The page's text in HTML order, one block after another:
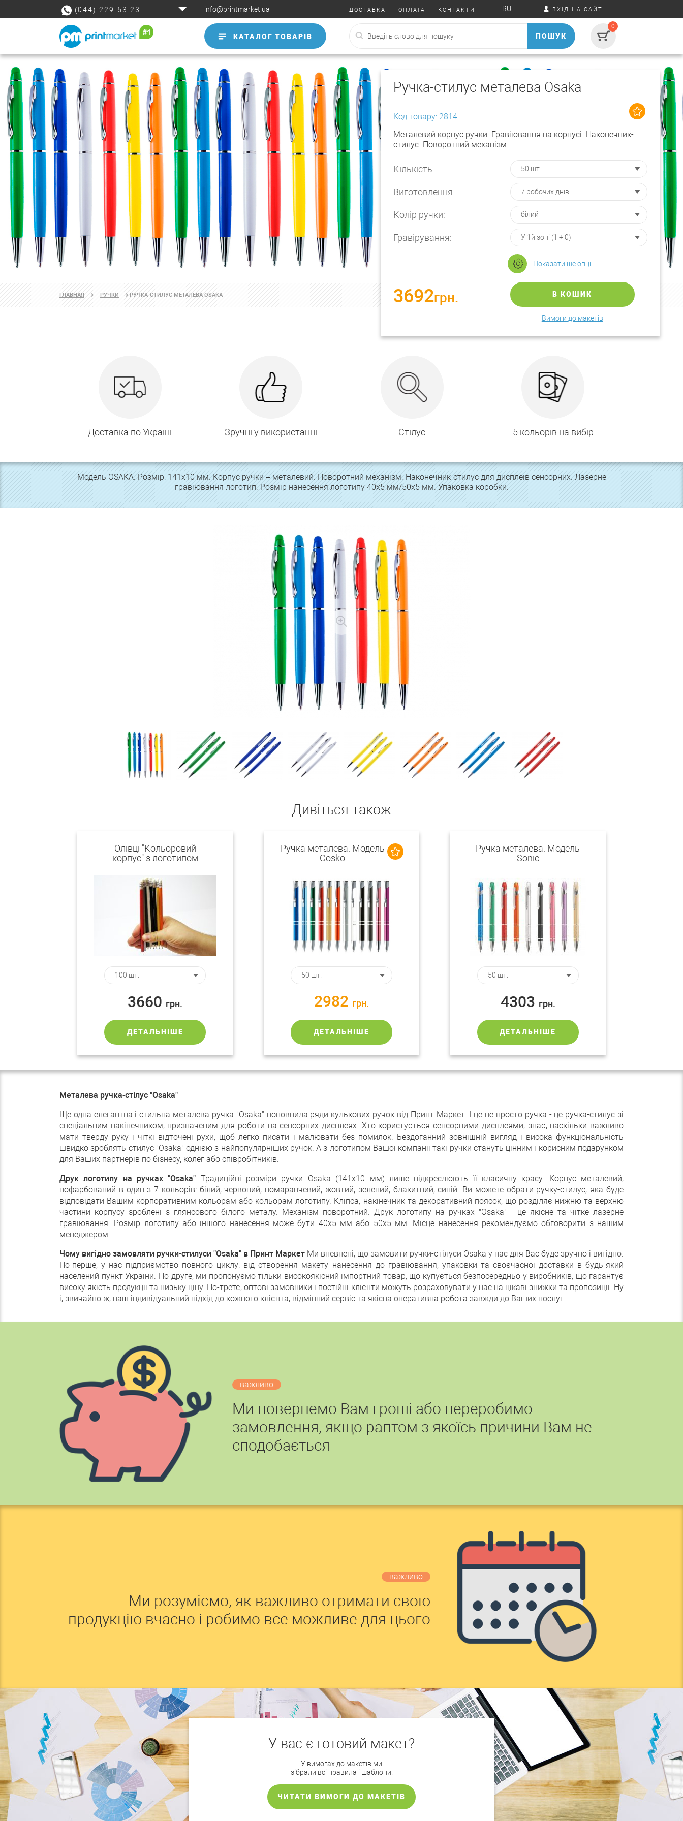
(044) 229-53-23 info@printmarket.ua ДОСТАВКА ОПЛАТА КОНТАКТИ RU ВХІД НА САЙТ
КАТАЛОГ ТОВАРІВ ПОШУК
0
Ручка-стилус металева Osaka
Код товару: 2814
Металевий корпус ручки. Гравіювання на корпусі. Наконечник-
стилус. Поворотний механізм.
Кількість:
Виготовлення:
Колір ручки:
Гравірування:
Показати ще опції
3692грн. В КОШИК
Вимоги до макетів
ГЛАВНАЯ РУЧКИ РУЧКА-СТИЛУС МЕТАЛЕВА OSAKA
Доставка по Україні Зручні у використанні Стілус 5 кольорів на вибір
Модель OSAKA. Розмір: 141х10 мм. Корпус ручки – металевий. Поворотний механізм. Наконечник-стилус для дисплеїв сенсорних. Лазерне
гравіювання логотип. Розмір нанесення логотипу 40х5 мм/50х5 мм. Упаковка коробки.
Дивіться також
Олівці "Кольоровий
корпус" з логотипом
3660 грн.
ДЕТАЛЬНІШЕ
Ручка металева. Модель
Cosko
2982 грн.
ДЕТАЛЬНІШЕ
Ручка металева. Модель
Sonic
4303 грн.
ДЕТАЛЬНІШЕ
Металева ручка-стілус "Osaka"
Ще одна елегантна і стильна металева ручка "Osaka" поповнила ряди кулькових ручок від Принт Маркет. І це не просто ручка - це ручка-стилус зі
спеціальним накінечником, призначеним для роботи на сенсорних дисплеях. Хто користується сенсорними дисплеями, знає, наскільки важливо
мати тверду руку і чіткі відточені рухи, щоб легко писати і малювати без помилок. Бездоганний зовнішній вигляд і висока функціональність
швидко зроблять стилус "Osaka" однією з найпопулярніших ручок. А з логотипом Вашої компанії такі ручки стануть цінним і корисним подарунком
для Ваших партнерів по бізнесу, колег або співробітників.
Друк логотипу на ручках "Osaka" Традиційні розміри ручки Osaka (141х10 мм) лише підкреслюють її класичну красу. Корпус металевий,
пофарбований в один з 7 кольорів: білий, червоний, помаранчевий, жовтий, зелений, блакитний, синій. Ви можете обрати ручку-стилус, яка буде
відповідати Вашим корпоративним кольорам або кольорам логотипу. Кліпса, накінечник та декоративний поясок, що розділяє нижню та верхню
частини корпусу зроблені з глянсового білого металу. Механізм поворотний. Друк логотипу на ручках "Osaka" - це якісне та чітке лазерне
гравіювання. Розмір логотипу або іншого нанесення може бути 40х5 мм або 50х5 мм. Місце нанесення рекомендуємо обговорити з нашим
менеджером.
Чому вигідно замовляти ручки-стилуси "Osaka" в Принт Маркет Ми впевнені, що замовити ручки-стілуси Osaka у нас для Вас буде зручно і вигідно.
По-перше, у нас підприємство повного циклу: від створення макету нанесення до гравіювання, упаковки та своєчасної доставки в будь-який
населений пункт України. По-друге, ми пропонуємо тільки високоякісний імпортний товар, що купується безпосередньо у виробників, що гарантує
високу якість продукції та низьку ціну. По-третє, оптові замовники і постійні клієнти можуть розраховувати у нас на цікаві знижки та пропозиції. Ну
і, звичайно ж, наш індивідуальний підхід до кожного клієнта, відмінний сервіс та якісна оперативна робота завжди до Ваших послуг.
важливо
Ми повернемо Вам гроші або переробимо
замовлення, якщо раптом з якоїсь причини Вам не
сподобається
важливо
Ми розуміємо, як важливо отримати свою
продукцію вчасно і робимо все можливе для цього
У вас є готовий макет?
У вимогах до макетів ми
зібрали всі правила і шаблони.
ЧИТАТИ ВИМОГИ ДО МАКЕТІВ